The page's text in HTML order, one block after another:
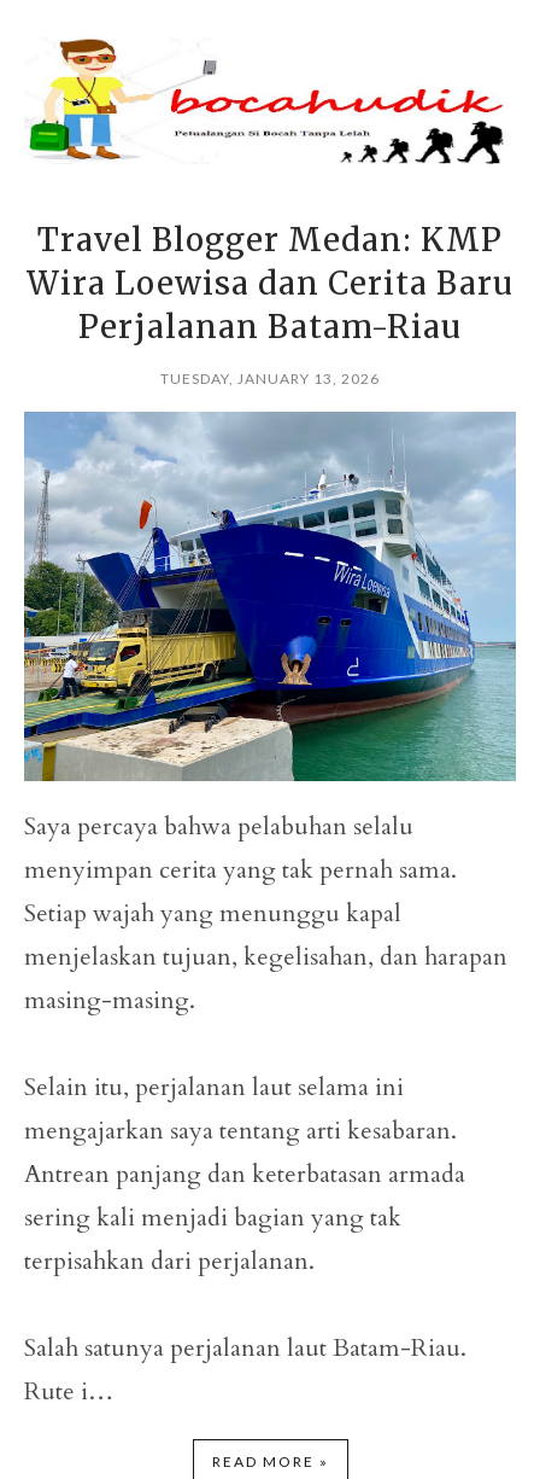
Travel Blogger Medan: KMP
Wira Loewisa dan Cerita Baru
Perjalanan Batam-Riau
TUESDAY, JANUARY 13, 2026
Saya percaya bahwa pelabuhan selalu
menyimpan cerita yang tak pernah sama.
Setiap wajah yang menunggu kapal
menjelaskan tujuan, kegelisahan, dan harapan
masing-masing.
Selain itu, perjalanan laut selama ini
mengajarkan saya tentang arti kesabaran.
Antrean panjang dan keterbatasan armada
sering kali menjadi bagian yang tak
terpisahkan dari perjalanan.
Salah satunya perjalanan laut Batam-Riau.
Rute i…
READ MORE »